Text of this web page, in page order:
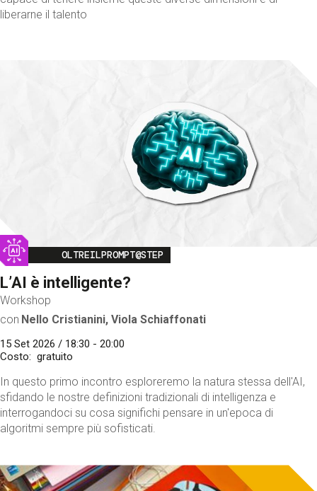
liberarne il talento
Image
OLTREILPROMPT@STEP
L’AI è intelligente?
Workshop
con Nello Cristianini, Viola Schiaffonati
15 Set 2026 / 18:30 - 20:00
Costo
gratuito
In questo primo incontro esploreremo la natura stessa dell'AI,
sfidando le nostre definizioni tradizionali di intelligenza e
interrogandoci su cosa significhi pensare in un'epoca di
algoritmi sempre più sofisticati.